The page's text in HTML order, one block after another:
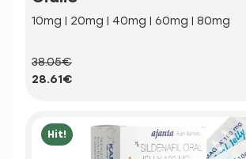
10mg | 20mg | 40mg | 60mg | 80mg
38.05€
28.61€
Hit!